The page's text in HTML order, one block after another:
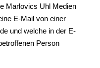
Marlovics Uhl Medien
E-Mail von einer
und welche in der E-
Person